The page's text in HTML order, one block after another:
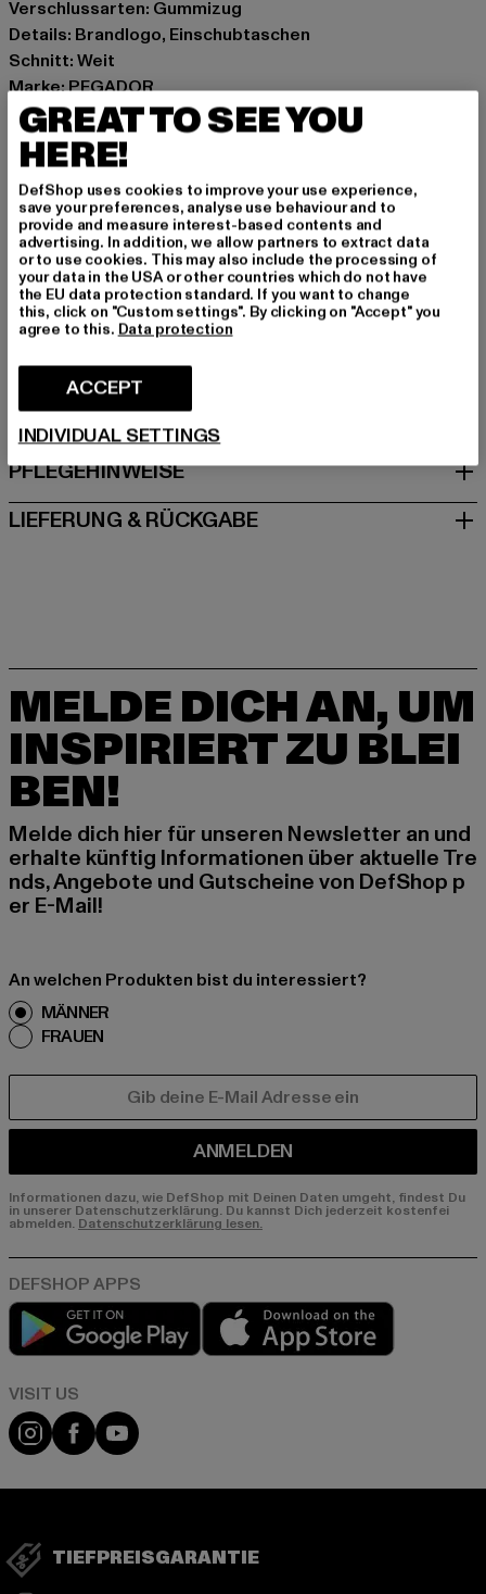
Verschlussarten: Gummizug
Details: Brandlogo, Einschubtaschen
Schnitt: Weit
Marke: PEGADOR
Kat.: Trousers - Sweat
Farbe: rosa
Hersteller Farbe: washed powder pink white
Materialzusammensetzung: 80% Baumwolle, 20%
Polyester
Art.Nr: PGDR4785-23212
Hersteller: The Mad Agency GmbH |
info@themad.agency
GRÖSSE & PASSFORM
PFLEGEHINWEISE
LIEFERUNG & RÜCKGABE
MELDE DICH AN, UM
INSPIRIERT ZU BLEI
BEN!
Melde dich hier für unseren Newsletter an und
erhalte künftig Informationen über aktuelle Tre
nds, Angebote und Gutscheine von DefShop p
er E-Mail!
An welchen Produkten bist du interessiert?
MÄNNER
FRAUEN
ANMELDEN
Informationen dazu, wie DefShop mit Deinen Daten umgeht, findest Du
in unserer Datenschutzerklärung. Du kannst Dich jederzeit kostenfei
abmelden. Datenschutzerklärung lesen.
Play market
Visit our Instagram page:
Visit our Facebook page:
Visit our YouTube channel:
TIEFPREISGARANTIE
GREAT TO SEE YOU
HERE!
DefShop uses cookies to improve your use experience,
save your preferences, analyse use behaviour and to
provide and measure interest-based contents and
advertising. In addition, we allow partners to extract data
or to use cookies. This may also include the processing of
your data in the USA or other countries which do not have
the EU data protection standard. If you want to change
this, click on "Custom settings". By clicking on "Accept" you
agree to this. Data protection
ACCEPT
INDIVIDUAL SETTINGS